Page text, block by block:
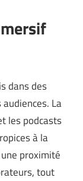
dans des
La
les podcasts
à la
proximité
tout